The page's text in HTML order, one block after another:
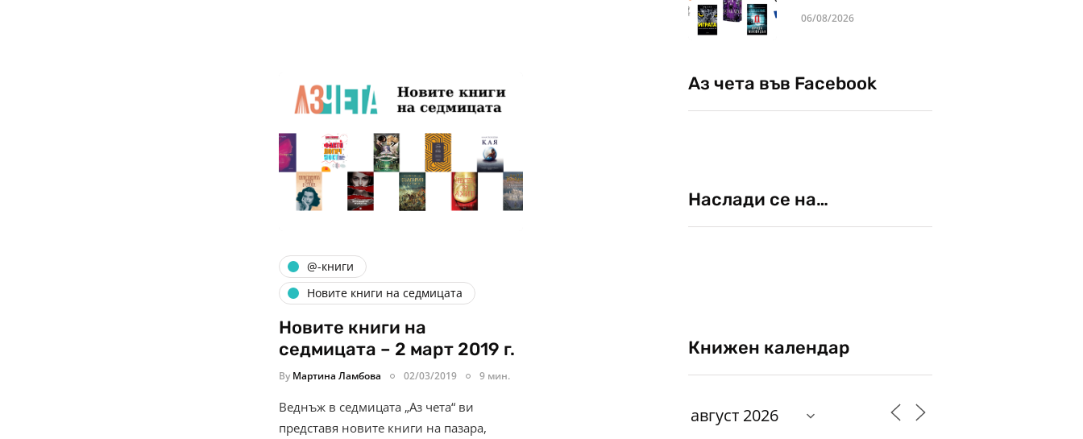
@-книги
Новите книги на седмицата
Новите книги на
седмицата – 2 март 2019 г.
By Мартина Ламбова 02/03/2019 9 мин.
Веднъж в седмицата „Аз чета“ ви
представя новите книги на пазара,
06/08/2026
Аз чета във Facebook
Наслади се на…
Книжен календар